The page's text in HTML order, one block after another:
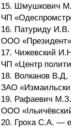
15. Шмушкович
ЧП
16. Патуриду
ООО «Президент»
17. Чижевский
ЧП «Центр
18. Волканов В.Д,
ЗАО
19. Рафаевич
ООО
20. Гроха С.А. —